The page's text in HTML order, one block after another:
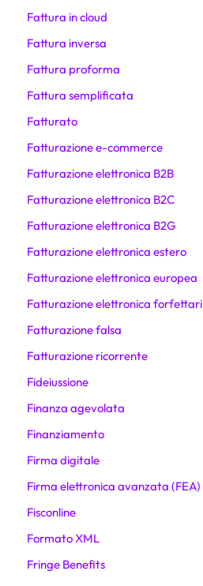
Fattura in cloud
Fattura inversa
Fattura proforma
Fattura semplificata
Fatturato
Fatturazione e-commerce
Fatturazione elettronica B2B
Fatturazione elettronica B2C
Fatturazione elettronica B2G
Fatturazione elettronica estero
Fatturazione elettronica europea
Fatturazione elettronica forfettari
Fatturazione falsa
Fatturazione ricorrente
Fideiussione
Finanza agevolata
Finanziamento
Firma digitale
Firma elettronica avanzata (FEA)
Fisconline
Formato XML
Fringe Benefits